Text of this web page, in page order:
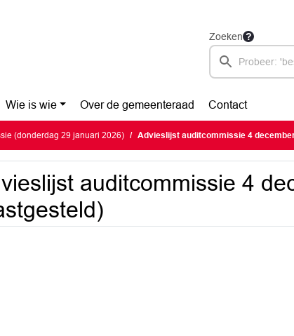
Zoeken
Wie is wie Over de gemeenteraad Contact
(donderdag 29 januari 2026) Advieslijst auditcommissie 4
auditcommissie 4